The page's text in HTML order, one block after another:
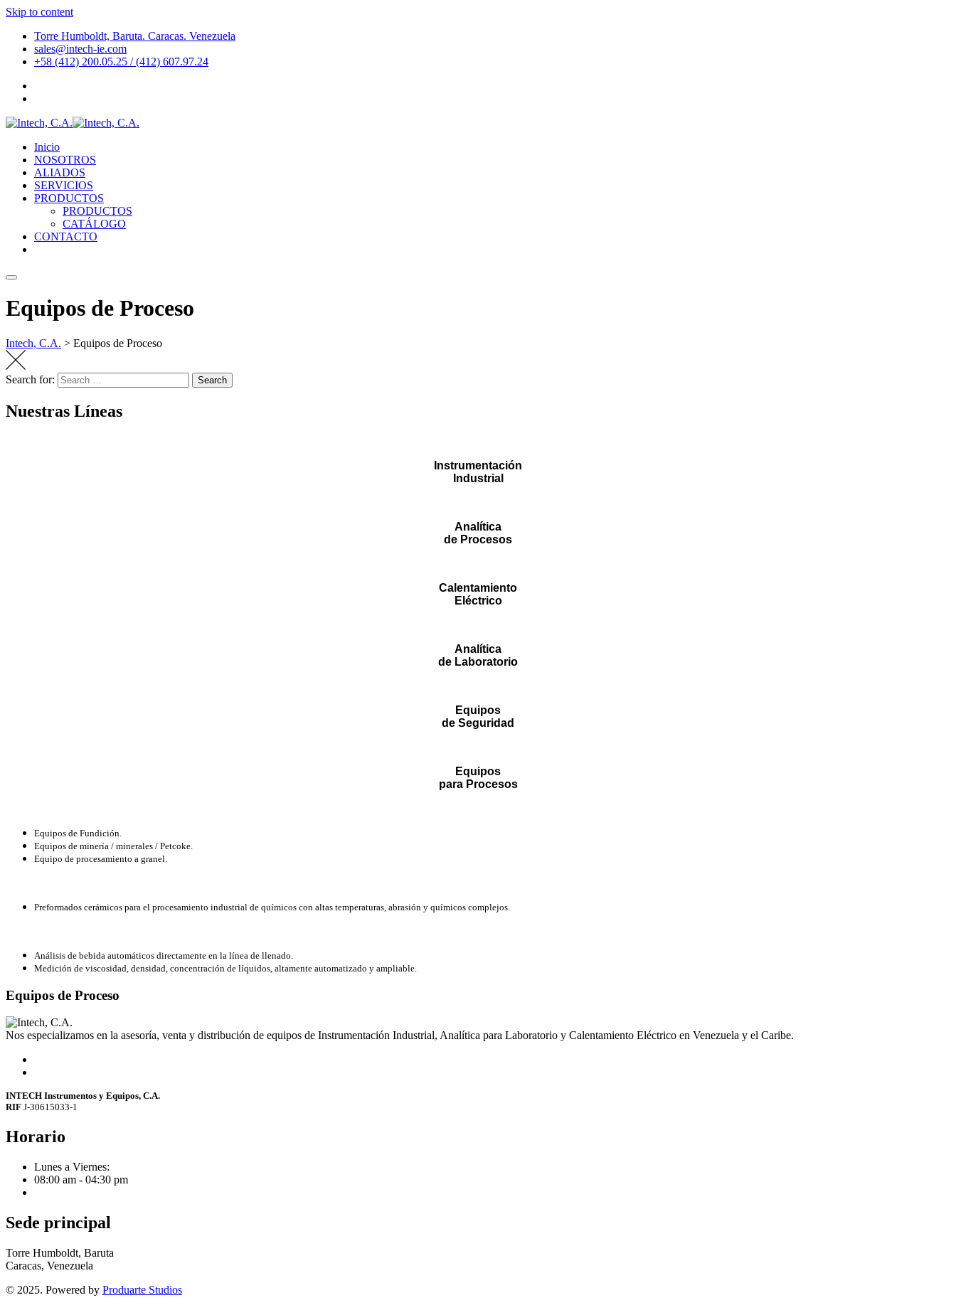
Skip to content
Torre Humboldt, Baruta. Caracas. Venezuela
sales@intech-ie.com
+58 (412) 200.05.25 / (412) 607.97.24
Inicio
NOSOTROS
ALIADOS
SERVICIOS
PRODUCTOS
PRODUCTOS
CATÁLOGO
CONTACTO
Equipos de Proceso
Intech, C.A. > Equipos de Proceso
Search for: Search
Nuestras Líneas
Instrumentación
Industrial
Analítica
de Procesos
Calentamiento
Eléctrico
Analítica
de Laboratorio
Equipos
de Seguridad
Equipos
para Procesos
Equipos de Fundición.
Equipos de minería / minerales / Petcoke.
Equipo de procesamiento a granel.
Preformados cerámicos para el procesamiento industrial de químicos con altas temperaturas, abrasión y químicos complejos.
Análisis de bebida automáticos directamente en la línea de llenado.
Medición de viscosidad, densidad, concentración de líquidos, altamente automatizado y ampliable.
Equipos de Proceso
Nos especializamos en la asesoría, venta y distribución de equipos de Instrumentación Industrial, Analítica para Laboratorio y Calentamiento Eléctrico en Venezuela y el Caribe.
INTECH Instrumentos y Equipos, C.A.
RIF J-30615033-1
Horario
Lunes a Viernes:
08:00 am - 04:30 pm
Sede principal
Torre Humboldt, Baruta
Caracas, Venezuela
© 2025. Powered by Produarte Studios